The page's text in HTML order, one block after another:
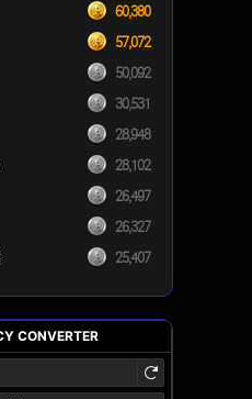
60,380
57,072
50,092
30,531
28,948
28,102
26,497
26,327
25,407